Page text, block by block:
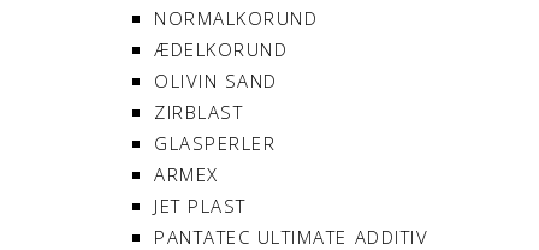
NORMALKORUND
ÆDELKORUND
OLIVIN SAND
ZIRBLAST
GLASPERLER
ARMEX
JET PLAST
PANTATEC ULTIMATE ADDITIV